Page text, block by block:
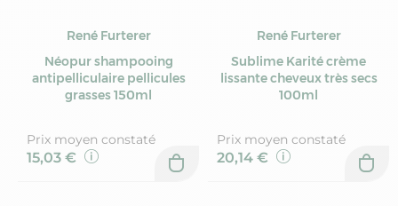
René Furterer
Néopur shampooing
antipelliculaire pellicules
grasses 150ml
Prix moyen constaté
15,03 €
René Furterer
Sublime Karité crème
lissante cheveux très secs
100ml
Prix moyen constaté
20,14 €